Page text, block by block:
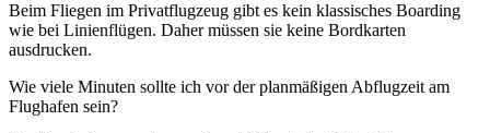
Beim Fliegen im Privatflugzeug gibt es kein klassisches Boarding
wie bei Linienflügen. Daher müssen sie keine Bordkarten
ausdrucken.
Wie viele Minuten sollte ich vor der planmäßigen Abflugzeit am
Flughafen sein?